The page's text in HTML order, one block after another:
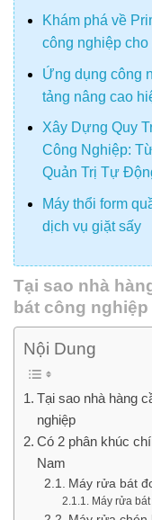
Khám phá về
công nghiệp cho
Ứng dụng công
tảng nâng cao
Xây Dựng Quy
Công Nghiệp:
Quản Trị Tự
Máy thổi form
dịch vụ giặt sấy
Tại sao nhà
bát công nghiệp
Nội Dung
Tại sao nhà hàng
nghiệp
Có 2 phân khúc
Nam
Máy rửa bát
Máy rửa